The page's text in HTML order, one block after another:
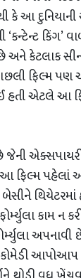
કે આ દુનિયાની
કિંગ’
છે અને કેટલાક
ફિલ્મ પણ
હતી એટલે આ
એક્સપાયરી
ફિલ્મ પહેલાં
થિયેટરમાં
કામ ન
આપોઆપ